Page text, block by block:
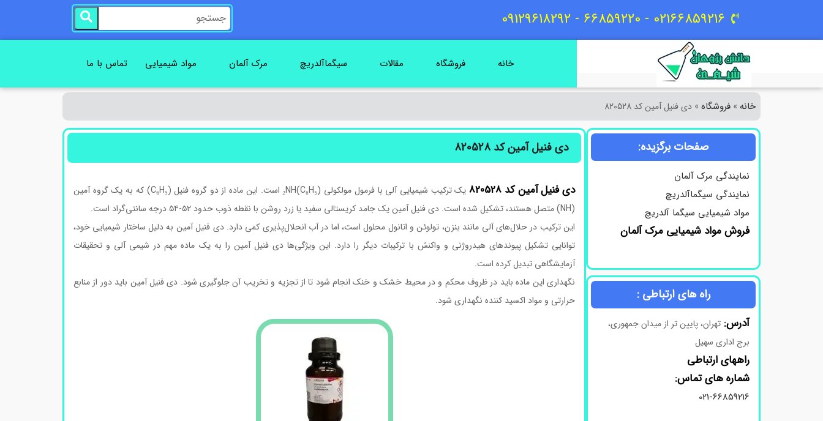
02166859216 - 66859220 - 09129618292
خانه فروشگاه مقالات سیگماآلدریچ مرک آلمان مواد شیمیایی تماس با ما
خانه » فروشگاه» دی فنیل آمین کد 820528
صفحات برگزیده:
نمایندگی مرک آلمان
نمایندگی سیگماآلدریچ
مواد شیمیایی سیگما آلدریچ
فروش مواد شیمیایی مرک آلمان
راه های ارتباطی :
آدرس: تهران، پایین تر از میدان جمهوری،
برج اداری سهیل
راههای ارتباطی
شماره های تماس:
021-66859216
دی فنیل آمین کد 820528
دیفنیلآمینکد 820528
یک ترکیب شیمیایی آلی با فرمول مولکولی (C₆H₅)₂NH است. این ماده از دو گروه فنیل (C₆H₅) که به یک گروه آمین
(NH) متصل هستند، تشکیل شده است. دی فنیل آمین یک جامد کریستالی سفید یا زرد روشن با نقطه ذوب حدود ۵۲-۵۴ درجه سانتی‌گراد است.
این ترکیب در حلال‌های آلی مانند بنزن، تولوئن و اتانول محلول است، اما در آب انحلال‌پذیری کمی دارد. دی فنیل آمین به دلیل ساختار شیمیایی خود،
توانایی تشکیل پیوندهای هیدروژنی و واکنش با ترکیبات دیگر را دارد. این ویژگی‌ها دی فنیل آمین را به یک ماده مهم در شیمی آلی و تحقیقات
آزمایشگاهی تبدیل کرده است.
نگهداری این ماده باید در ظروف محکم و در محیط خشک و خنک انجام شود تا از تجزیه و تخریب آن جلوگیری شود. دی فنیل آمین باید دور از منابع
حرارتی و مواد اکسید کننده نگهداری شود.